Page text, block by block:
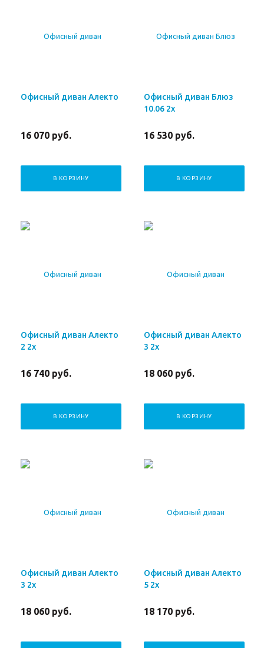
Офисный диван Алекто
16 070 руб.
В КОРЗИНУ
Офисный диван Блюз
10.06 2х
16 530 руб.
В КОРЗИНУ
Офисный диван Алекто
2 2х
16 740 руб.
В КОРЗИНУ
Офисный диван Алекто
3 2х
18 060 руб.
В КОРЗИНУ
Офисный диван Алекто
3 2х
18 060 руб.
Офисный диван Алекто
5 2х
18 170 руб.